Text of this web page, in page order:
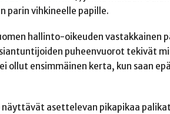
parin vihkineelle papille.
hallinto-oikeuden vastakkainen
puheenvuorot tekivät
ollut ensimmäinen kerta, kun saan
asettelevan pikapikaa